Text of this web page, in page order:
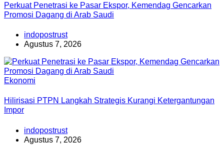
Perkuat Penetrasi ke Pasar Ekspor, Kemendag Gencarkan
Promosi Dagang di Arab Saudi
indopostrust
Agustus 7, 2026
Ekonomi
Hilirisasi PTPN Langkah Strategis Kurangi Ketergantungan
Impor
indopostrust
Agustus 7, 2026